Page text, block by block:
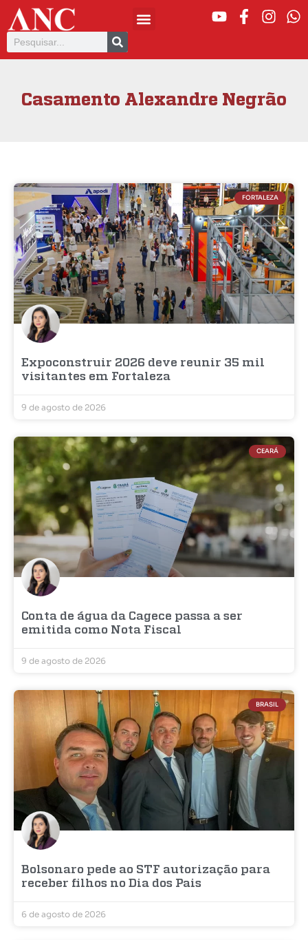
Casamento Alexandre Negrão
FORTALEZA
Expoconstruir 2026 deve reunir 35 mil
visitantes em Fortaleza
9 de agosto de 2026
CEARÁ
Conta de água da Cagece passa a ser
emitida como Nota Fiscal
9 de agosto de 2026
BRASIL
Bolsonaro pede ao STF autorização para
receber filhos no Dia dos Pais
6 de agosto de 2026